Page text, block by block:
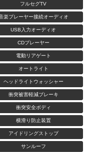
フルセグTV
楽プレーヤー接続オーディオ
USB入力オーディオ
CDプレーヤー
電動リアゲート
オートライト
ヘッドライトウォッシャー
衝突被害軽減ブレーキ
衝突安全ボディ
横滑り防止装置
アイドリングストップ
サンルーフ